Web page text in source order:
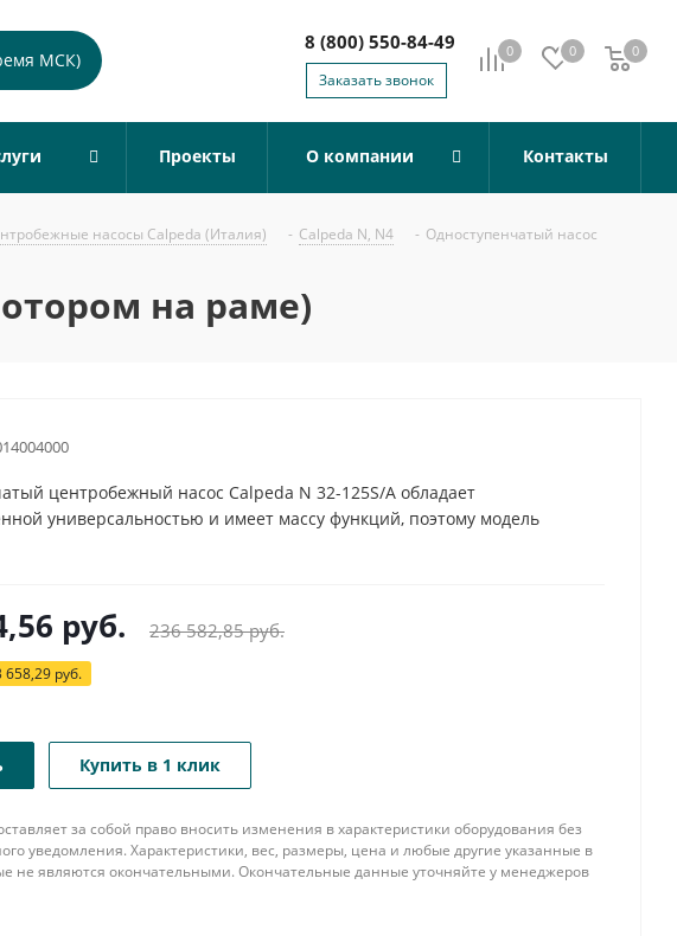
МСК) 0 0 0
0
8 (800) 550-84-49
Заказать звонок
Проекты О компании Контакты
насосы Calpeda (Италия) - Calpeda N, N4 - Одноступенчатый насос
на раме)
центробежный насос Calpeda N 32-125S/A обладает
универсальностью и имеет массу функций, поэтому модель
руб. 236 582,85руб.
658,29 руб.
Купить в 1 клик
за собой право вносить изменения в характеристики оборудования без
уведомления. Характеристики, вес, размеры, цена и любые другие указанные в
не являются окончательными. Окончательные данные уточняйте у менеджеров